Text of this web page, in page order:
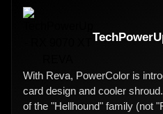
With Reva, PowerColor is
card design and cooler
of the "Hellhound" family (not